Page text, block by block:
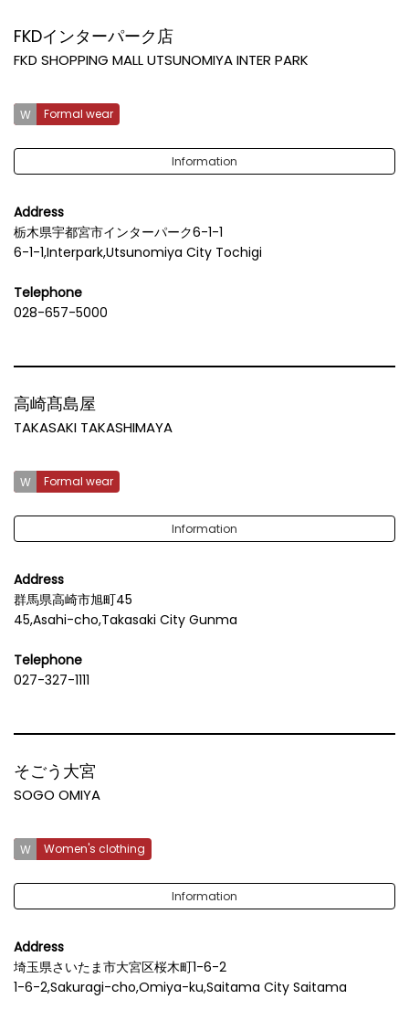
FKDインターパーク店
FKD SHOPPING MALL UTSUNOMIYA INTER PARK
Formal wear
Information
Address
栃木県宇都宮市インターパーク6-1-1
6-1-1,Interpark,Utsunomiya City Tochigi
Telephone
028-657-5000
高崎髙島屋
TAKASAKI TAKASHIMAYA
Formal wear
Information
Address
群馬県高崎市旭町45
45,Asahi-cho,Takasaki City Gunma
Telephone
027-327-1111
そごう大宮
SOGO OMIYA
Women's clothing
Information
Address
埼玉県さいたま市大宮区桜木町1-6-2
1-6-2,Sakuragi-cho,Omiya-ku,Saitama City Saitama